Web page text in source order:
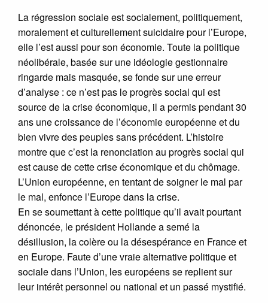
La régression sociale est socialement, politiquement,
moralement et culturellement suicidaire pour l’Europe,
elle l’est aussi pour son économie. Toute la politique
néolibérale, basée sur une idéologie gestionnaire
ringarde mais masquée, se fonde sur une erreur
d’analyse : ce n’est pas le progrès social qui est
source de la crise économique, il a permis pendant 30
ans une croissance de l’économie européenne et du
bien vivre des peuples sans précédent. L’histoire
montre que c’est la renonciation au progrès social qui
est cause de cette crise économique et du chômage.
L’Union européenne, en tentant de soigner le mal par
le mal, enfonce l’Europe dans la crise.
En se soumettant à cette politique qu’il avait pourtant
dénoncée, le président Hollande a semé la
désillusion, la colère ou la désespérance en France et
en Europe. Faute d’une vraie alternative politique et
sociale dans l’Union, les européens se replient sur
leur intérêt personnel ou national et un passé mystifié.